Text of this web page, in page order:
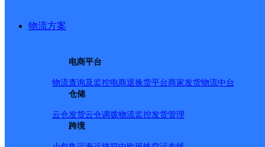
物流方案
电商平台
物流查询及监控电商退换货平台商家发货物流中台
仓储
云仓发货云仓调拨物流监控发货管理
跨境
所属快递：顺丰速运
所属区域：湖南省-长沙市-雨花区
网点地址：月塘路哈佛小镇
网点负责人：